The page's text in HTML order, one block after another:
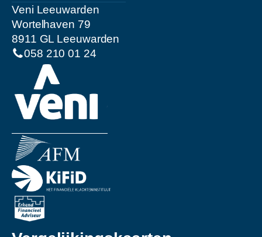
Veni Leeuwarden
Wortelhaven 79
8911 GL Leeuwarden
058 210 01 24